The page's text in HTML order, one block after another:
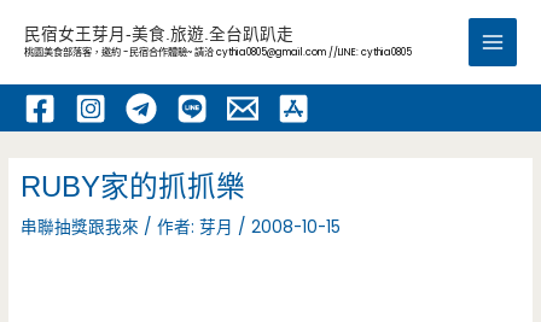
內
民宿女王芽月-美食.旅遊.全台趴趴走
桃園美食部落客，邀約 -民宿合作體驗~ 請洽cythia0805@gmail.com //LINE: cythia0805
Main
RUBY家的抓抓樂
串聯抽獎跟我來 / 作者:芽月 /2008-10-15